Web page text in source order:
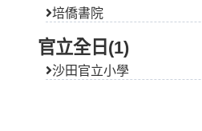
培僑書院
官立全日(1)
沙田官立小學